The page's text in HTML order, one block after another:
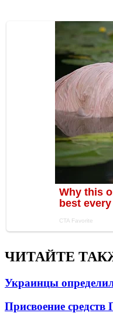
ЧИТАЙТЕ
Украинцы
Присвоение